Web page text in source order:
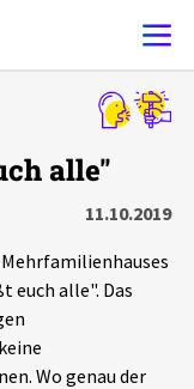
alle"
11.10.2019
euch alle". Das
Wo genau der
Filter Erklärungen